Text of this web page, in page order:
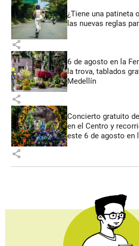
¿Tiene una patineta
las nuevas reglas
share
6 de agosto en la
la trova, tablados
Medellín
share
Concierto gratuito
en el Centro y
este 6 de agosto en
share